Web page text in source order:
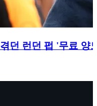
던 런던 펍 '무료 양